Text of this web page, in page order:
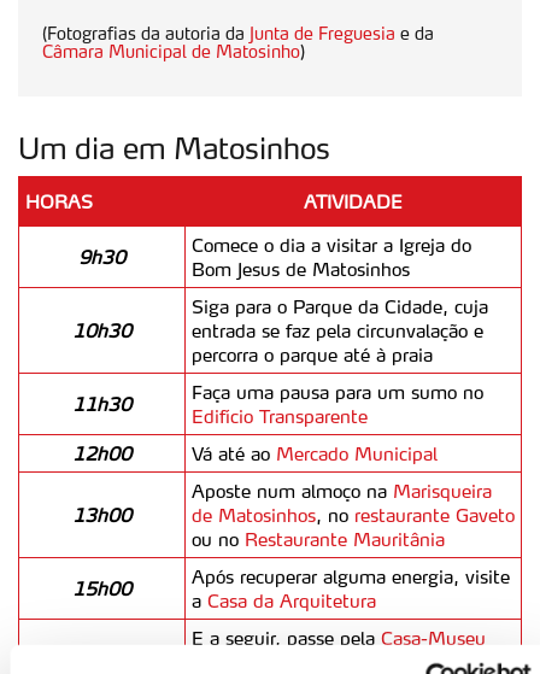
(Fotografias da autoria da Junta de Freguesia e da
Câmara Municipal de Matosinho)
Um dia em Matosinhos
HORAS ATIVIDADE
9h30
Comece o dia a visitar a Igreja do
Bom Jesus de Matosinhos
10h30
Siga para o Parque da Cidade, cuja
entrada se faz pela circunvalação e
percorra o parque até à praia
11h30
Faça uma pausa para um sumo no
Edifício Transparente
12h00
Vá até ao Mercado Municipal
13h00
Aposte num almoço na Marisqueira
de Matosinhos, no restaurante Gaveto
ou no Restaurante Mauritânia
15h00
Após recuperar alguma energia, visite
a Casa da Arquitetura
E a seguir, passe pela Casa-Museu
. Se, por acaso, tiver